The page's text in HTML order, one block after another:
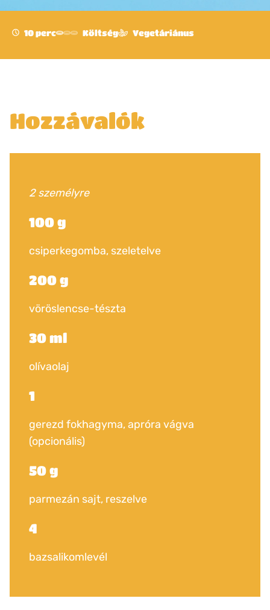
10 perc Költség Vegetáriánus
Hozzávalók
2 személyre
100 g
csiperkegomba, szeletelve
200 g
vöröslencse-tészta
30 ml
olívaolaj
1
gerezd fokhagyma, apróra vágva
(opcionális)
50 g
parmezán sajt, reszelve
4
bazsalikomlevél